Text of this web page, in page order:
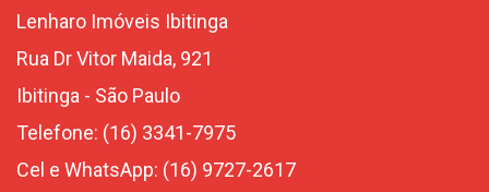
Lenharo Imóveis Ibitinga
Rua Dr Vitor Maida, 921
Ibitinga - São Paulo
Telefone: (16) 3341-7975
Cel e WhatsApp: (16) 9727-2617